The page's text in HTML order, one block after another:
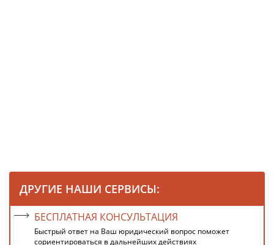
ДРУГИЕ НАШИ СЕРВИСЫ:
БЕСПЛАТНАЯ КОНСУЛЬТАЦИЯ
Быстрый ответ на Ваш юридический вопрос поможет
сориентироваться в дальнейших действиях